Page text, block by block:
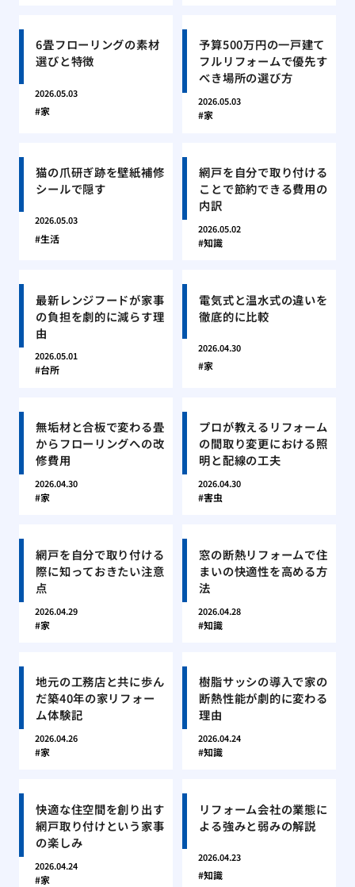
6畳フローリングの素材
選びと特徴
2026.05.03
家
予算500万円の一戸建て
フルリフォームで優先す
べき場所の選び方
2026.05.03
家
猫の爪研ぎ跡を壁紙補修
シールで隠す
2026.05.03
生活
網戸を自分で取り付ける
ことで節約できる費用の
内訳
2026.05.02
知識
最新レンジフードが家事
の負担を劇的に減らす理
由
2026.05.01
台所
電気式と温水式の違いを
徹底的に比較
2026.04.30
家
無垢材と合板で変わる畳
からフローリングへの改
修費用
2026.04.30
家
プロが教えるリフォーム
の間取り変更における照
明と配線の工夫
2026.04.30
害虫
網戸を自分で取り付ける
際に知っておきたい注意
点
2026.04.29
家
窓の断熱リフォームで住
まいの快適性を高める方
法
2026.04.28
知識
地元の工務店と共に歩ん
だ築40年の家リフォー
ム体験記
2026.04.26
家
樹脂サッシの導入で家の
断熱性能が劇的に変わる
理由
2026.04.24
知識
快適な住空間を創り出す
網戸取り付けという家事
の楽しみ
2026.04.24
家
リフォーム会社の業態に
よる強みと弱みの解説
2026.04.23
知識